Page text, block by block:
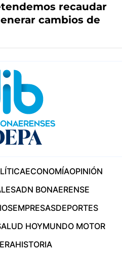
recaudar
cambios de
ECONOMÍAOPINIÓN
ADN BONAERENSE
EMPRESASDEPORTES
HOYMUNDO MOTOR
HISTORIA